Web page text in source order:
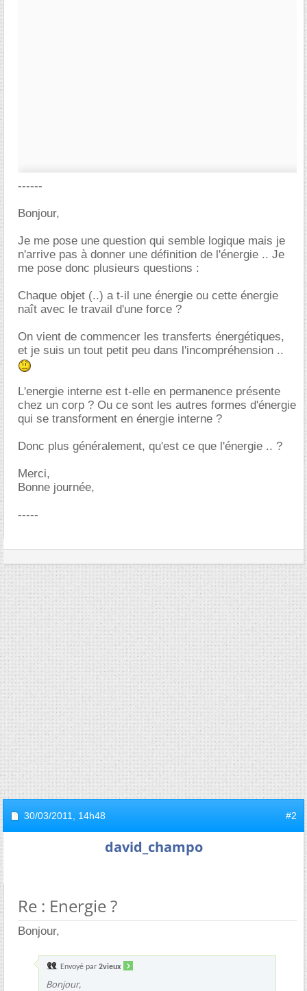
------
Bonjour,
Je me pose une question qui semble logique mais je
n'arrive pas à donner une définition de l'énergie .. Je
me pose donc plusieurs questions :
Chaque objet (..) a t-il une énergie ou cette énergie
naît avec le travail d'une force ?
On vient de commencer les transferts énergétiques,
et je suis un tout petit peu dans l'incompréhension ..
L'energie interne est t-elle en permanence présente
chez un corp ? Ou ce sont les autres formes d'énergie
qui se transforment en énergie interne ?
Donc plus généralement, qu'est ce que l'énergie .. ?
Merci,
Bonne journée,
-----
30/03/2011, 14h48 #2
david_champo
Re : Energie ?
Bonjour,
Envoyé par 2vieux
Bonjour,